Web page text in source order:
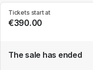
Tickets start at
€390.00
The sale has ended